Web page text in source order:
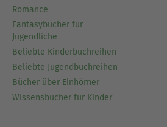
Romance
Fantasybücher für
Jugendliche
Beliebte Kinderbuchreihen
Beliebte Jugendbuchreihen
Bücher über Einhörner
Wissensbücher für Kinder